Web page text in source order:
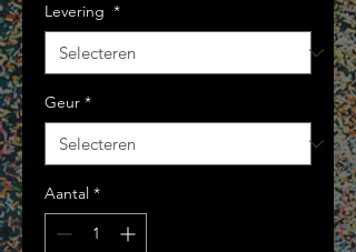
Levering *
Geur *
Aantal *